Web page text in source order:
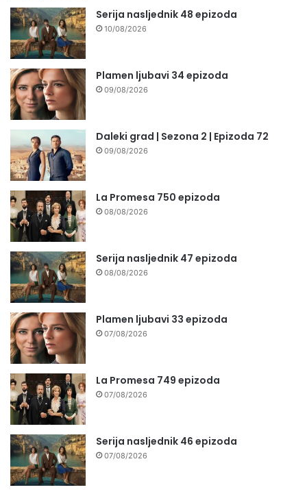
Serija nasljednik 48 epizoda
10/08/2026
Plamen ljubavi 34 epizoda
09/08/2026
Daleki grad | Sezona 2 | Epizoda 72
09/08/2026
La Promesa 750 epizoda
08/08/2026
Serija nasljednik 47 epizoda
08/08/2026
Plamen ljubavi 33 epizoda
07/08/2026
La Promesa 749 epizoda
07/08/2026
Serija nasljednik 46 epizoda
07/08/2026